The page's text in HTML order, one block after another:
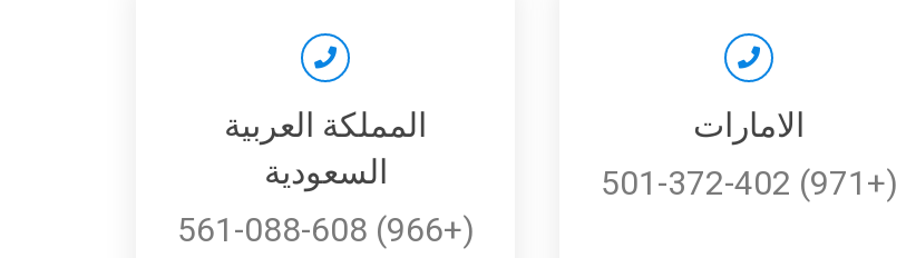
الامارات
(+971) 501-372-402
المملكة العربية
السعودية
(+966) 561-088-608